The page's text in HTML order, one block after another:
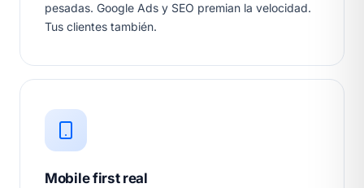
pesadas. Google Ads y SEO premian la velocidad.
Tus clientes también.
Mobile first real